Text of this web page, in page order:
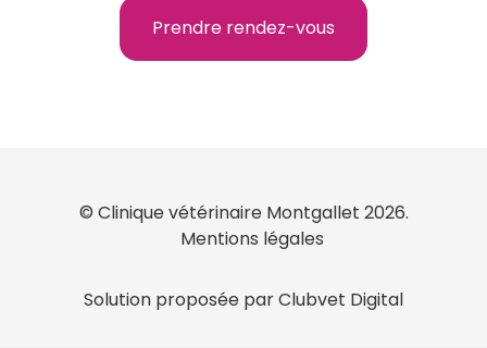
Prendre rendez-vous
© Clinique vétérinaire Montgallet 2026.
Mentions légales
Solution proposée par Clubvet Digital